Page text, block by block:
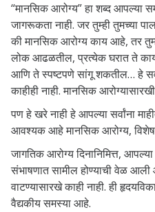
“मानसिक आरोग्य” हा शब्द आपल्या
जागरूकता नाही. जर तुम्ही तुमच्या
की मानसिक आरोग्य काय आहे, तर
लोक आढळतील, प्रत्येक घरात ते
आणि ते स्पष्टपणे सांगू शकतील… हे
काहीही नाही. मानसिक आरोग्यासारखी
पण हे खरे नाही हे आपल्या सर्वांना
आवश्यक आहेमानसिक आरोग्य,
जागतिक आरोग्य दिनानिमित्त,
संभाषणात सामील होण्याची वेळ
वाटण्यासारखे काही नाही. ही
वैद्यकीय समस्या आहे.